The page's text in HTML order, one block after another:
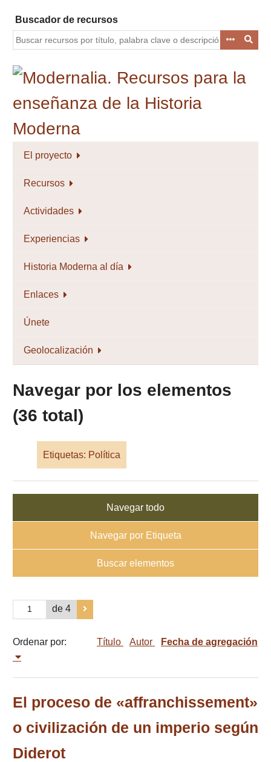
contenido
principal
Buscador de recursos
El proyecto
Recursos
Actividades
Experiencias
Historia Moderna al día
Enlaces
Únete
Geolocalización
Navegar por los elementos
(36 total)
Etiquetas: Política
Navegar todo
Navegar por Etiqueta
Buscar elementos
de 4
Ordenar por: Título Autor Fecha de agregación
El proceso de «affranchissement»
o civilización de un imperio según
Diderot